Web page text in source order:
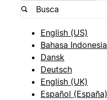
English (US)
Bahasa Indonesia
Dansk
Deutsch
English (UK)
Español (España)